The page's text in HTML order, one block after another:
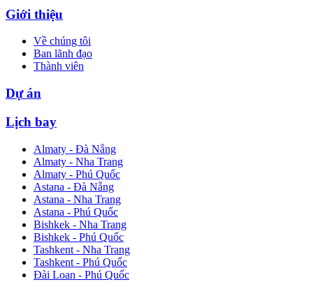
Giới thiệu
Về chúng tôi
Ban lãnh đạo
Thành viên
Dự án
Lịch bay
Almaty - Đà Nẵng
Almaty - Nha Trang
Almaty - Phú Quốc
Astana - Đà Nẵng
Astana - Nha Trang
Astana - Phú Quốc
Bishkek - Nha Trang
Bishkek - Phú Quốc
Tashkent - Nha Trang
Tashkent - Phú Quốc
Đài Loan - Phú Quốc